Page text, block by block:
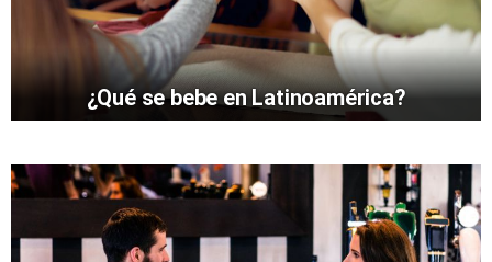
¿Qué se bebe en Latinoamérica?